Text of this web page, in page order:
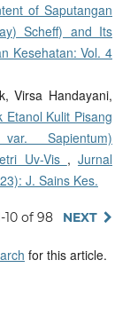
of Saputangan
Scheff) and Its
Kesehatan: Vol. 4
Virsa Handayani,
Etanol Kulit Pisang
Sapientum)
Uv-Vis ,Jurnal
J. Sains Kes.
10 of 98 NEXT
for this article.